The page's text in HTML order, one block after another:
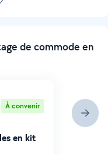
Page
de commode en
À convenir
en kit